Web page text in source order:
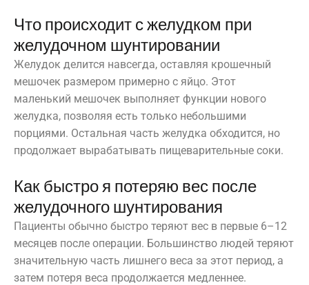
Что происходит с желудком при
желудочном шунтировании
Желудок делится навсегда, оставляя крошечный
мешочек размером примерно с яйцо. Этот
маленький мешочек выполняет функции нового
желудка, позволяя есть только небольшими
порциями. Остальная часть желудка обходится, но
продолжает вырабатывать пищеварительные соки.
Как быстро я потеряю вес после
желудочного шунтирования
Пациенты обычно быстро теряют вес в первые 6–12
месяцев после операции. Большинство людей теряют
значительную часть лишнего веса за этот период, а
затем потеря веса продолжается медленнее.